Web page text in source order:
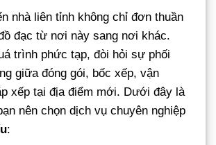
nhà liên tỉnh không chỉ đơn thuần
đạc từ nơi này sang nơi khác.
trình phức tạp, đòi hỏi sự phối
giữa đóng gói, bốc xếp, vận
xếp tại địa điểm mới. Dưới đây là
nên chọn dịch vụ chuyên nghiệp
: